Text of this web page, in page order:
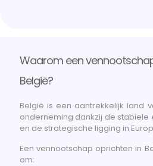
Waarom een
België?
België is een aantrekkelijk land
onderneming dankzij de
en de strategische ligging in
Een vennootschap oprichten in
om: